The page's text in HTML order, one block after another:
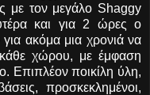
με τον μεγάλο Shaggy
και για 2 ώρες ο
ακόμα μια χρονιά να
χώρου, με έμφαση
Επιπλέον ποικίλη ύλη,
προσκεκλημένοι,